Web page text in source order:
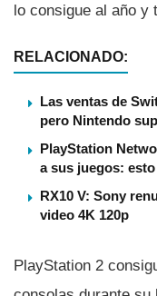
lo consigue al año y
RELACIONADO:
Las ventas de
pero Nintendo
PlayStation
a sus juegos:
RX10 V: Sony
video 4K 120p
PlayStation 2